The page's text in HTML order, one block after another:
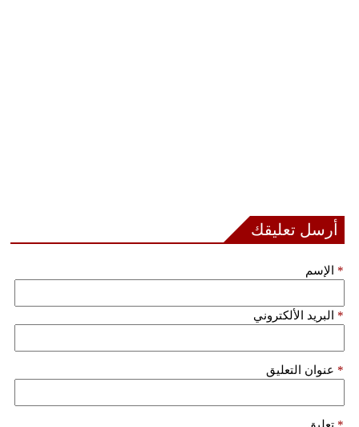
أرسل تعليقك
الإسم *
البريد الألكتروني *
عنوان التعليق *
تعليق *